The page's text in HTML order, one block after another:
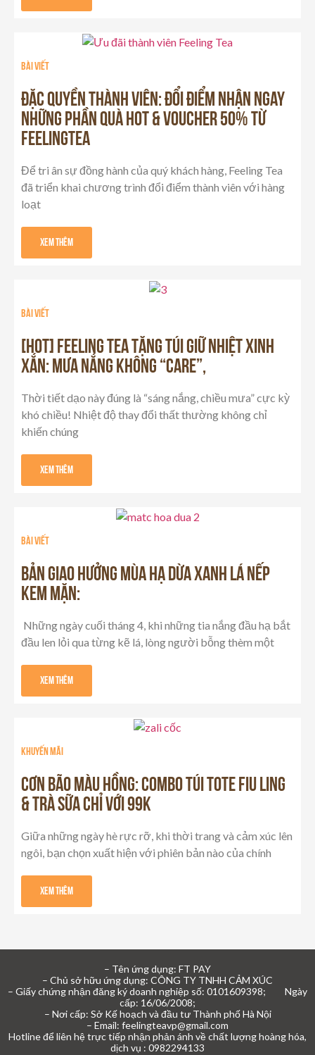
Bài viết
ĐẶC QUYỀN THÀNH VIÊN: ĐỔI ĐIỂM NHẬN NGAY
NHỮNG PHẦN QUÀ HOT & VOUCHER 50% TỪ
FEELINGTEA
Để tri ân sự đồng hành của quý khách hàng, Feeling Tea
đã triển khai chương trình đổi điểm thành viên với hàng
loạt
Xem Thêm
Bài viết
[HOT] FEELING TEA TẶNG TÚI GIỮ NHIỆT XINH
XẮN: MƯA NẮNG KHÔNG “CARE”,
Thời tiết dạo này đúng là “sáng nắng, chiều mưa” cực kỳ
khó chiều! Nhiệt độ thay đổi thất thường không chỉ
khiến chúng
Xem Thêm
Bài viết
BẢN GIAO HƯỞNG MÙA HẠ DỪA XANH LÁ NẾP
KEM MẶN:
Những ngày cuối tháng 4, khi những tia nắng đầu hạ bắt
đầu len lỏi qua từng kẽ lá, lòng người bỗng thèm một
Xem Thêm
khuyến mãi
Cơn Bão Màu Hồng: Combo Túi Tote Fiu Ling
& Trà Sữa chỉ với 99K
Giữa những ngày hè rực rỡ, khi thời trang và cảm xúc lên
ngôi, bạn chọn xuất hiện với phiên bản nào của chính
Xem Thêm
– Tên ứng dụng: FT PAY
– Chủ sở hữu ứng dụng: CÔNG TY TNHH CẢM XÚC
– Giấy chứng nhận đăng ký doanh nghiệp số: 0101609398; Ngày
cấp: 16/06/2008;
– Nơi cấp: Sở Kế hoạch và đầu tư Thành phố Hà Nội
– Email: feelingteavp@gmail.com
Hotline để liên hệ trực tiếp nhận phản ánh về chất lượng hoàng hóa,
dịch vụ : 0982294133